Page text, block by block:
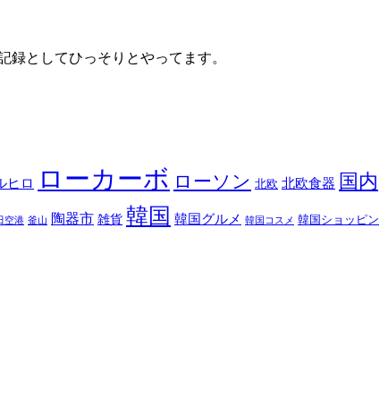
としてひっそりとやってます。
ヒロ ローカーボ ローソン 北欧 北欧食器 国内
空港 釜山 陶器市 雑貨 韓国 韓国グルメ 韓国コスメ 韓国ショッピン